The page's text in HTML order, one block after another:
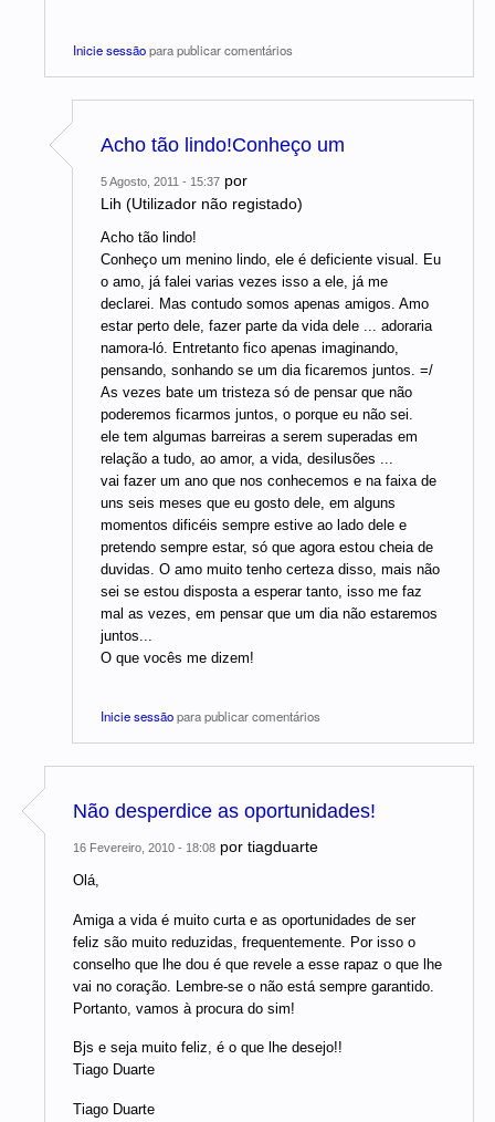
Inicie sessãopara publicar comentários
Acho tão lindo!Conheço um
5 Agosto, 2011 - 15:37 por
Lih (Utilizador não registado)
Acho tão lindo!
Conheço um menino lindo, ele é deficiente visual. Eu
o amo, já falei varias vezes isso a ele, já me
declarei. Mas contudo somos apenas amigos. Amo
estar perto dele, fazer parte da vida dele ... adoraria
namora-ló. Entretanto fico apenas imaginando,
pensando, sonhando se um dia ficaremos juntos. =/
As vezes bate um tristeza só de pensar que não
poderemos ficarmos juntos, o porque eu não sei.
ele tem algumas barreiras a serem superadas em
relação a tudo, ao amor, a vida, desilusões ...
vai fazer um ano que nos conhecemos e na faixa de
uns seis meses que eu gosto dele, em alguns
momentos dificéis sempre estive ao lado dele e
pretendo sempre estar, só que agora estou cheia de
duvidas. O amo muito tenho certeza disso, mais não
sei se estou disposta a esperar tanto, isso me faz
mal as vezes, em pensar que um dia não estaremos
juntos...
O que vocês me dizem!
Inicie sessãopara publicar comentários
Não desperdice as oportunidades!
16 Fevereiro, 2010 - 18:08 por tiagduarte
Olá,
Amiga a vida é muito curta e as oportunidades de ser
feliz são muito reduzidas, frequentemente. Por isso o
conselho que lhe dou é que revele a esse rapaz o que lhe
vai no coração. Lembre-se o não está sempre garantido.
Portanto, vamos à procura do sim!
Bjs e seja muito feliz, é o que lhe desejo!!
Tiago Duarte
Tiago Duarte